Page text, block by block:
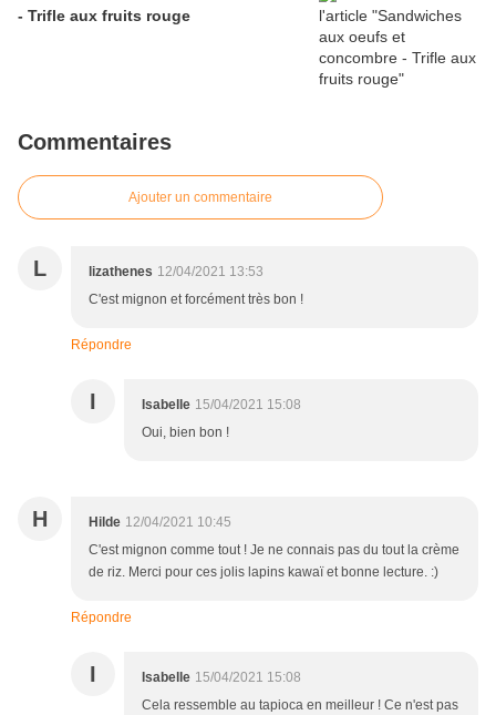
- Trifle aux fruits rouge
Commentaires
Ajouter un commentaire
L lizathenes 12/04/2021 13:53
C'est mignon et forcément très bon !
Répondre
I Isabelle 15/04/2021 15:08
Oui, bien bon !
H Hilde 12/04/2021 10:45
C'est mignon comme tout ! Je ne connais pas du tout la crème
de riz. Merci pour ces jolis lapins kawaï et bonne lecture. :)
Répondre
I Isabelle 15/04/2021 15:08
Cela ressemble au tapioca en meilleur ! Ce n'est pas